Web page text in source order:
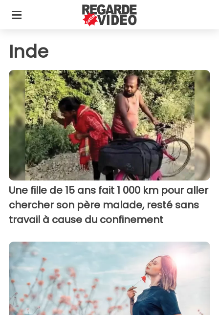
Inde
Une fille de 15 ans fait 1 000 km pour aller
chercher son père malade, resté sans
travail à cause du confinement